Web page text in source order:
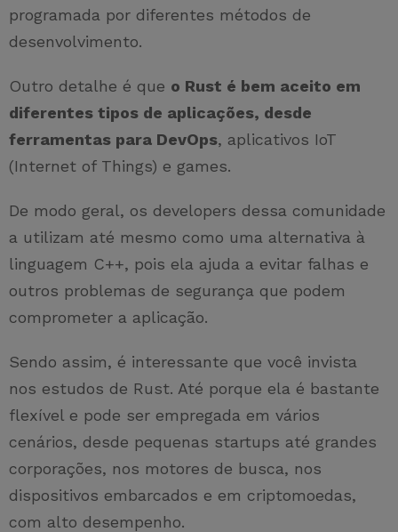
programada por diferentes métodos de
desenvolvimento.
Outro detalhe é que o Rust é bem aceito em
diferentes tipos de aplicações, desde
ferramentas para DevOps, aplicativos IoT
(Internet of Things) e games.
De modo geral, os developers dessa comunidade
a utilizam até mesmo como uma alternativa à
linguagem C++, pois ela ajuda a evitar falhas e
outros problemas de segurança que podem
comprometer a aplicação.
Sendo assim, é interessante que você invista
nos estudos de Rust. Até porque ela é bastante
flexível e pode ser empregada em vários
cenários, desde pequenas startups até grandes
corporações, nos motores de busca, nos
dispositivos embarcados e em criptomoedas,
com alto desempenho.